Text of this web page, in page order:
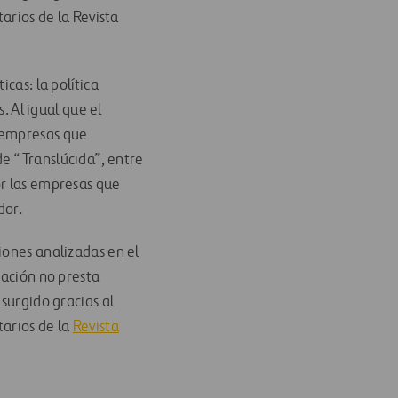
de la Revista
la política
Al igual que el
que
“Translúcida”, entre
las empresas que
analizadas en el
no presta
gracias al
de la Revista